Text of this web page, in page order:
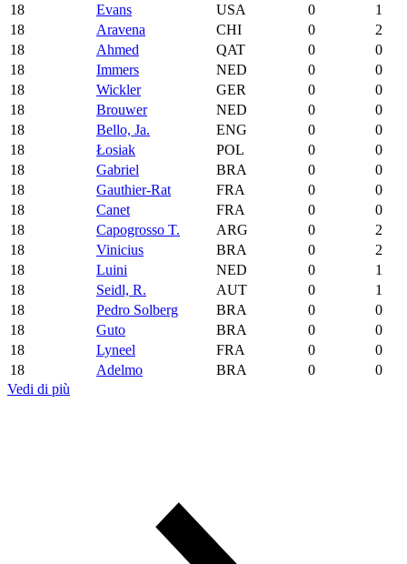
18
Evans USA 0
1
18
Aravena CHI 0
2
18
Ahmed QAT 0
0
18
Immers NED 0
0
18
Wickler GER 0
0
18
Brouwer NED 0
0
18
Bello, Ja. ENG 0
0
18
Łosiak POL 0
0
18
Gabriel BRA 0
0
18
Gauthier-Rat FRA 0
0
18
Canet FRA 0
0
18
Capogrosso T. ARG 0
2
18
Vinicius BRA 0
2
18
Luini NED 0
1
18
Seidl, R. AUT 0
1
18
Pedro Solberg BRA 0
0
18
Guto BRA 0
0
18
Lyneel FRA 0
0
18
Adelmo BRA 0
0
Vedi di più